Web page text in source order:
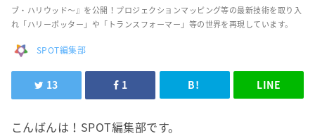
ブ・ハリウッド～』を公開！プロジェクションマッピング等の最新技術を取り入
れ「ハリーポッター」や「トランスフォーマー」等の世界を再現しています。
SPOT編集部
13 1 B! LINE
こんばんは！SPOT編集部です。